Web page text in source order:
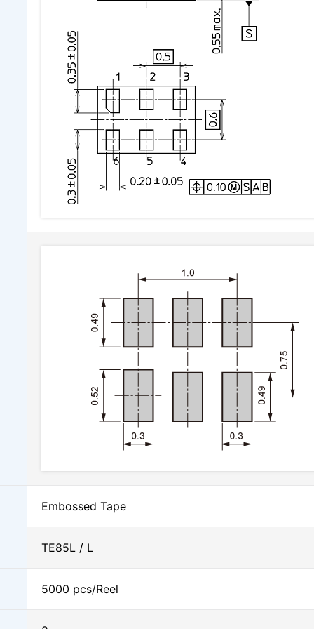
Embossed Tape
TE85L / L
5000 pcs/Reel